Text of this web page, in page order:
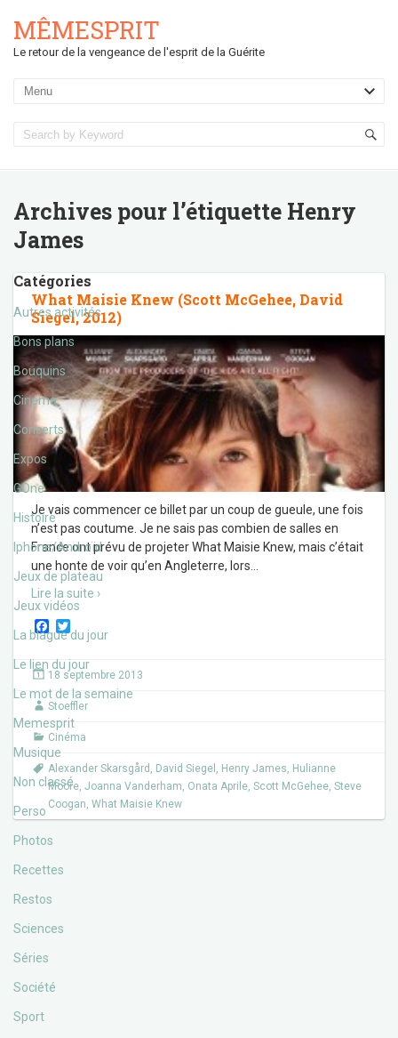
MÊMESPRIT
Le retour de la vengeance de l'esprit de la Guérite
Archives pour l’étiquette Henry
James
Catégories
Autres activités
Bons plans
Bouquins
Cinéma
Concerts
Expos
GOne
Histoire
Iphone/Androïd
Jeux de plateau
Jeux vidéos
La blague du jour
Le lien du jour
Le mot de la semaine
Memesprit
Musique
Non classé
Perso
Photos
Recettes
Restos
Sciences
Séries
Société
Sport
What Maisie Knew (Scott McGehee, David
Siegel, 2012)
Je vais commencer ce billet par un coup de gueule, une fois
n’est pas coutume. Je ne sais pas combien de salles en
France ont prévu de projeter What Maisie Knew, mais c’était
une honte de voir qu’en Angleterre, lors
Lire la suite ›
F
a
e
b
o
o
k
w
t
t
e
r
18 septembre 2013
Stoeffler
Cinéma
Alexander Skarsgård , David Siegel , Henry James, Hulianne
Moore, Joanna Vanderham, Onata Aprile, Scott McGehee, Steve
Coogan, What Maisie Knew